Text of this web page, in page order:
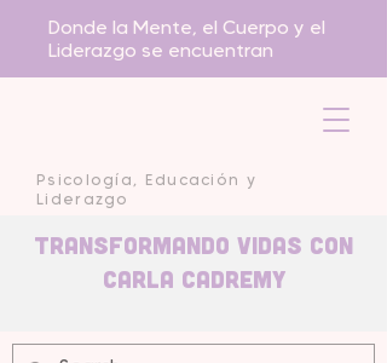
Psicología, Educación y
Liderazgo
Donde la Mente, el Cuerpo y el
Liderazgo se encuentran
Transformando Vidas con
carla Cadremy